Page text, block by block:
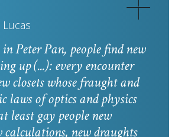
inPeter Pan, people find new
up (...): every encounter
closets whose fraught and
laws of optics and physics
least gay people new
calculations, new draughts